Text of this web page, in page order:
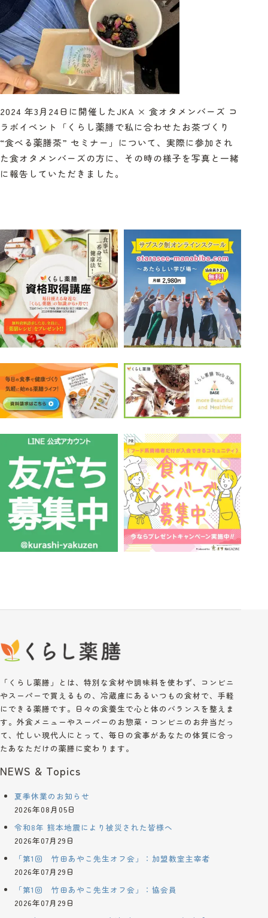
2024 年3月24日に開催したJKA × 食オタメンバーズ コ
ラボイベント「くらし薬膳で私に合わせたお茶づくり
“食べる薬膳茶” セミナー」について、実際に参加され
た食オタメンバーズの方に、その時の様子を写真と一緒
に報告していただきました。
「くらし薬膳」とは、特別な食材や調味料を使わず、コンビニ
やスーパーで買えるもの、冷蔵庫にあるいつもの食材で、手軽
にできる薬膳です。日々の食養生で心と体のバランスを整えま
す。外食メニューやスーパーのお惣菜・コンビニのお弁当だっ
て、忙しい現代人にとって、毎日の食事があなたの体質に合っ
たあなただけの薬膳に変わります。
NEWS & Topics
夏季休業のお知らせ
2026年08月05日
令和8年 熊本地震により被災された皆様へ
2026年07月29日
「第1回 竹田あやこ先生オフ会」：加盟教室主宰者
2026年07月29日
「第1回 竹田あやこ先生オフ会」：協会員
2026年07月29日